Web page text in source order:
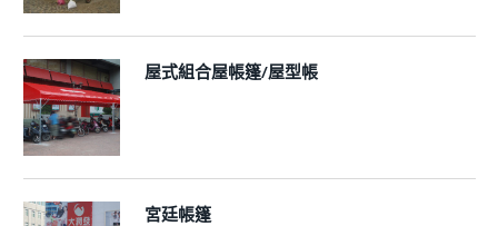
屋式組合屋帳篷/屋型帳
宮廷帳篷